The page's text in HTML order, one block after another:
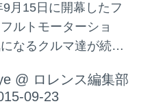
カクタスM コンセプ
年から1988年に生
「メアリ」からイン
ーションを得たデザイ
にはアーチ部分があ
9月15日に開幕したフ
ルトモーターショ
なるクルマ達が続々
れていますが、クル
ら絶対に外せない大
@ ロレンス編集部